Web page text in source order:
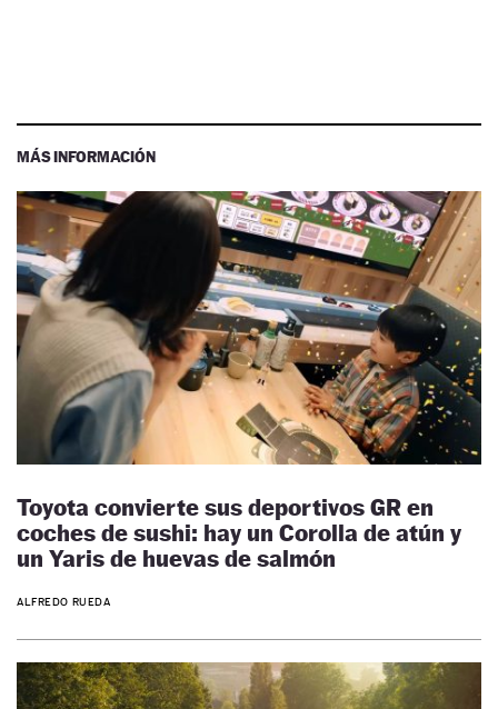
MÁS INFORMACIÓN
Toyota convierte sus deportivos GR en
coches de sushi: hay un Corolla de atún y
un Yaris de huevas de salmón
ALFREDO RUEDA